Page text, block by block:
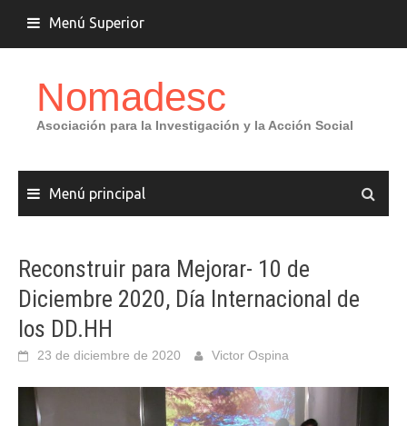
contenido
Menú Superior
Nomadesc
Asociación para la Investigación y la Acción Social
Menú principal
Reconstruir para Mejorar- 10 de
Diciembre 2020, Día Internacional de
los DD.HH
23 de diciembre de 2020 Victor Ospina